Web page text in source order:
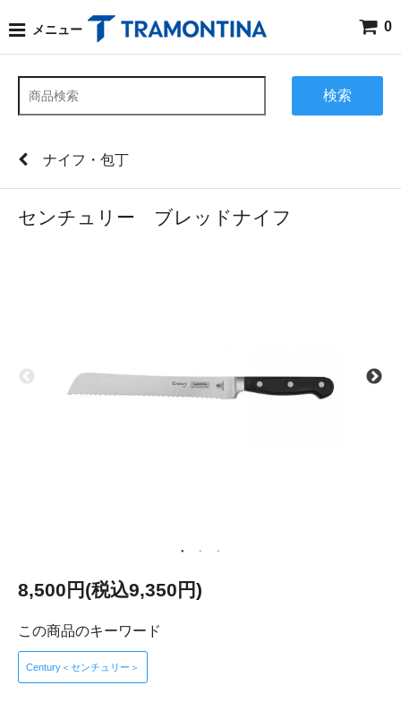
メニュー 0
検索
ナイフ・包丁
センチュリー ブレッドナイフ
8,500円(税込9,350円)
この商品のキーワード
Century＜センチュリー＞